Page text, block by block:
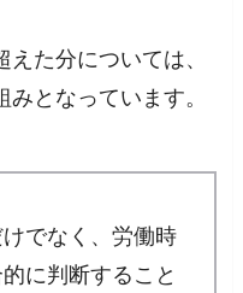
た分については、
となっています。
でなく、労働時
に判断すること